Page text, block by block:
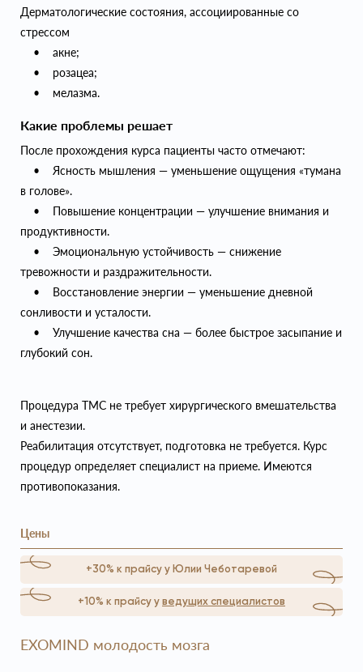
Дерматологические состояния, ассоциированные со
стрессом
• акне;
• розацеа;
• мелазма.
Какие проблемы решает
После прохождения курса пациенты часто отмечают:
• Ясность мышления — уменьшение ощущения «тумана
в голове».
• Повышение концентрации — улучшение внимания и
продуктивности.
• Эмоциональную устойчивость — снижение
тревожности и раздражительности.
• Восстановление энергии — уменьшение дневной
сонливости и усталости.
• Улучшение качества сна — более быстрое засыпание и
глубокий сон.
Процедура ТМС не требует хирургического вмешательства
и анестезии.
Реабилитация отсутствует, подготовка не требуется. Курс
процедур определяет специалист на приеме. Имеются
противопоказания.
Цены
+30% к прайсу у Юлии Чеботаревой
+10% к прайсу у ведущих специалистов
EXOMIND молодость мозга